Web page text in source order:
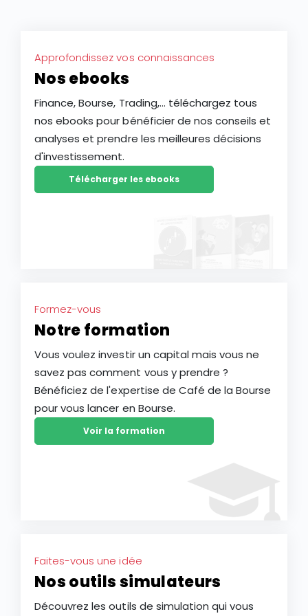
Approfondissez vos connaissances
Nos ebooks
Finance, Bourse, Trading,... téléchargez tous
nos ebooks pour bénéficier de nos conseils et
analyses et prendre les meilleures décisions
d'investissement.
Télécharger les ebooks
Formez-vous
Notre formation
Vous voulez investir un capital mais vous ne
savez pas comment vous y prendre ?
Bénéficiez de l'expertise de Café de la Bourse
pour vous lancer en Bourse.
Voir la formation
Faites-vous une idée
Nos outils simulateurs
Découvrez les outils de simulation qui vous